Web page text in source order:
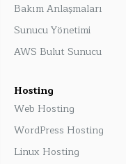
Bakım Anlaşmaları
Sunucu Yönetimi
AWS Bulut Sunucu
Hosting
Web Hosting
WordPress Hosting
Linux Hosting